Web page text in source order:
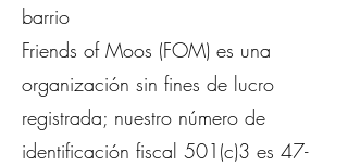
barrio
Friends of Moos (FOM) es una
organización sin fines de lucro
registrada; nuestro número de
identificación fiscal 501(c)3 es 47-